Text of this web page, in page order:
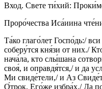
Вход. Свете ти́хий:
Проро́чества Иса́иина
Та́ко глаго́лет Госпо́дь:/
соберу́тся кня́зи от них./
нача́ла, кто слы́шана
своя́, и оправдя́тся,/ и да
Ми свиде́тели,/ и Аз
О́трок, Его́же избра́х./ Да